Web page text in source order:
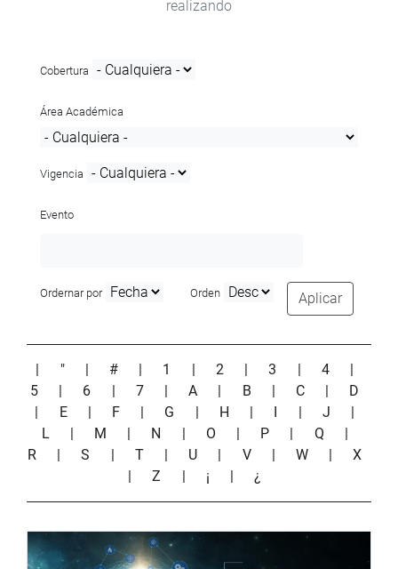
realizando
Cobertura
Área Académica
Vigencia
Evento
Ordernar por Orden Aplicar
| " | # | 1 | 2 |3 | 4
|
5
| 6 | 7 |A | B | C | D
| E | F | G | H | I | J
|
L
| M | N | O | P | Q
|
R
|S | T | U | V |W |X
|Z | ¡ |¿